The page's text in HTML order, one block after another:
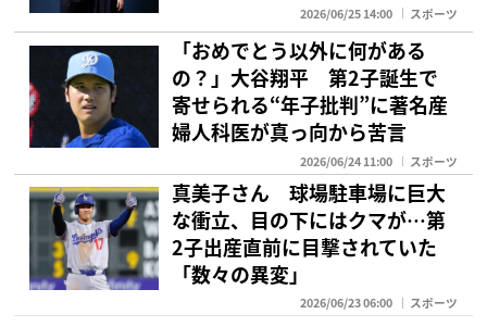
2026/06/25 14:00 スポーツ
「おめでとう以外に何がある
の？」大谷翔平 第2子誕生で
寄せられる“年子批判”に著名産
婦人科医が真っ向から苦言
2026/06/24 11:00 スポーツ
真美子さん 球場駐車場に巨大
な衝立、目の下にはクマが…第
2子出産直前に目撃されていた
「数々の異変」
2026/06/23 06:00 スポーツ